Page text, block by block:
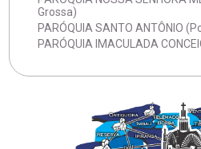
Grossa)
PARÓQUIA SANTO ANTÔNIO
PARÓQUIA IMACULADA